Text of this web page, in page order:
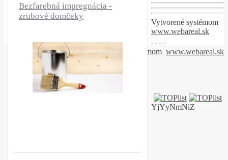
Bezfarebná impregnácia -
zrubové domčeky
Vytvorené systémom
www.webareal.sk
Vytvorené systémom www.webareal.sk
YjYyNmNiZ